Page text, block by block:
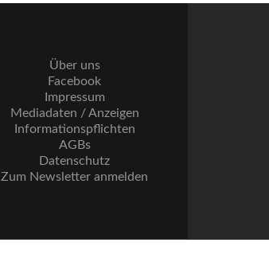
Über uns
Facebook
Impressum
Mediadaten / Anzeigen
Informationspflichten
AGBs
Datenschutz
Zum Newsletter anmelden